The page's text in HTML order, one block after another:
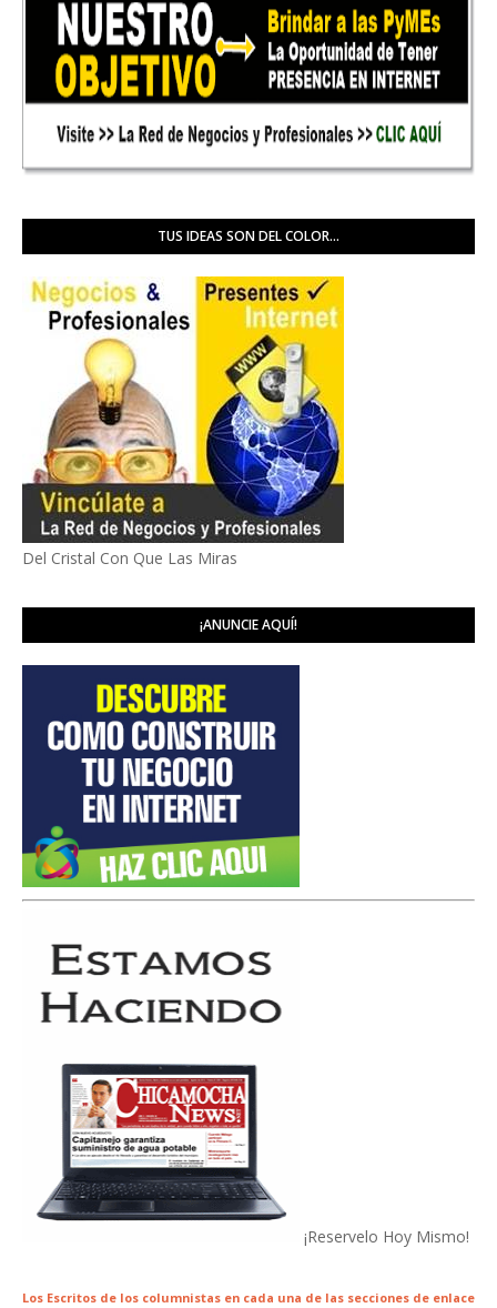
TUS IDEAS SON DEL COLOR...
Del Cristal Con Que Las Miras
¡ANUNCIE AQUÍ!
¡Reservelo Hoy Mismo!
Los Escritos de los columnistas en cada una de las secciones de enlace